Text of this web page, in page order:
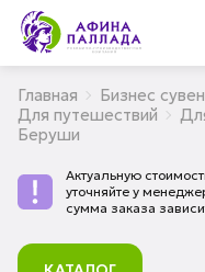
Главная Бизнес
Для путешествий
Беруши
Актуальную
уточняйте у
сумма заказа